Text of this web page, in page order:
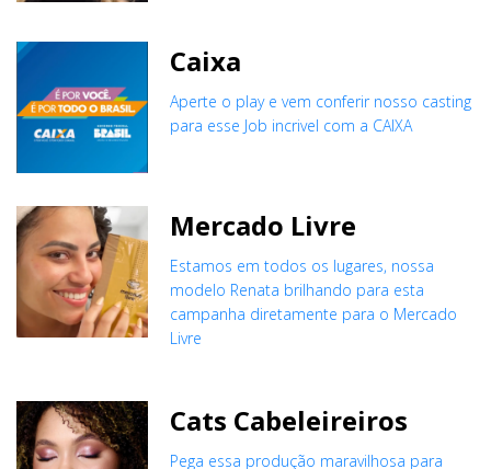
Caixa
Aperte o play e vem conferir nosso casting
para esse Job incrivel com a CAIXA
Mercado Livre
Estamos em todos os lugares, nossa
modelo Renata brilhando para esta
campanha diretamente para o Mercado
Livre
Cats Cabeleireiros
Pega essa produção maravilhosa para